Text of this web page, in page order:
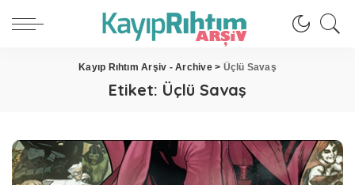
Kayıp Rıhtım Arşiv - Archive> Üçlü Savaş
Etiket: Üçlü Savaş